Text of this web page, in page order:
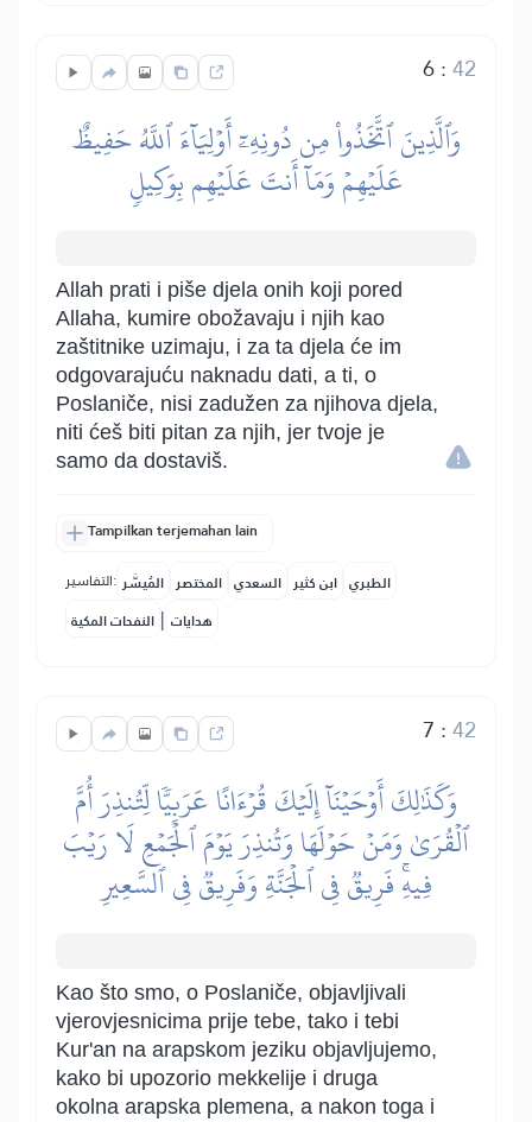
6:42
وَٱلَّذِينَ ٱتَّخَذُواْ مِن دُونِهِۦٓ أَوۡلِيَآءَ ٱللَّهُ حَفِيظٌ
عَلَيۡهِمۡ وَمَآ أَنتَ عَلَيۡهِم بِوَكِيلٖ
Allah prati i piše djela onih koji pored
Allaha, kumire obožavaju i njih kao
zaštitnike uzimaju, i za ta djela će im
odgovarajuću naknadu dati, a ti, o
Poslaniče, nisi zadužen za njihova djela,
niti ćeš biti pitan za njih, jer tvoje je
samo da dostaviš.
Tampilkan terjemahan lain
التفاسير: المُيسَّر المختصر السعدي ابن كثير الطبري
النفحات المكية | هدايات
7 :42
وَكَذَٰلِكَ أَوۡحَيۡنَآ إِلَيۡكَ قُرۡءَانًا عَرَبِيّٗا لِّتُنذِرَ أُمَّ
ٱلۡقُرَىٰ وَمَنۡ حَوۡلَهَا وَتُنذِرَ يَوۡمَ ٱلۡجَمۡعِ لَا رَيۡبَ
فِيهِۚ فَرِيقٞ فِي ٱلۡجَنَّةِ وَفَرِيقٞ فِي ٱلسَّعِيرِ
Kao što smo, o Poslaniče, objavljivali
vjerovjesnicima prije tebe, tako i tebi
Kur'an na arapskom jeziku objavljujemo,
kako bi upozorio mekkelije i druga
okolna arapska plemena, a nakon toga i